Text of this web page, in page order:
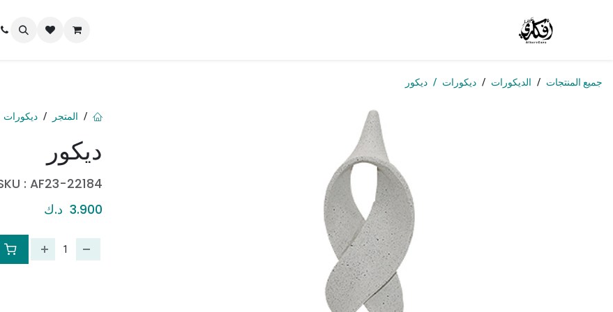
جميع المنتجات الديكورات ديكورات ديكور
ديكور
: AF23-22184
3.900 د.ك
المتجر ديكورات